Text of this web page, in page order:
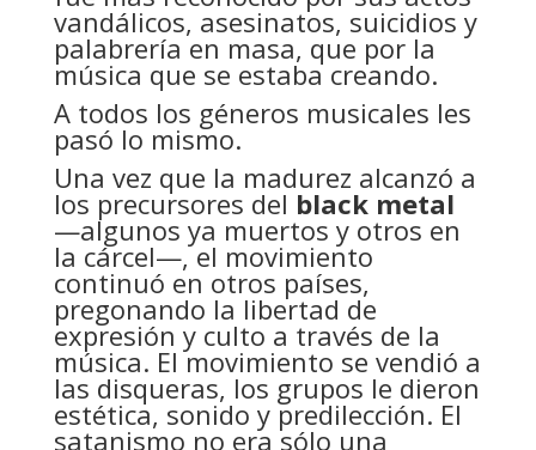
vandálicos, asesinatos, suicidios y
palabrería en masa, que por la
música que se estaba creando.
A todos los géneros musicales les
pasó lo mismo.
Una vez que la madurez alcanzó a
los precursores del black metal
—algunos ya muertos y otros en
la cárcel—, el movimiento
continuó en otros países,
pregonando la libertad de
expresión y culto a través de la
música. El movimiento se vendió a
las disqueras, los grupos le dieron
estética, sonido y predilección. El
satanismo no era sólo una